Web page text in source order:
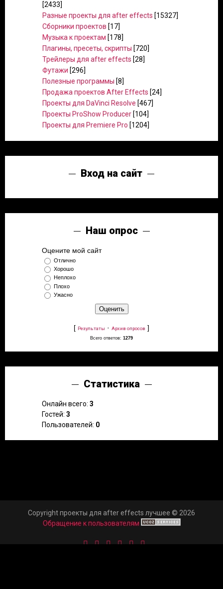
[2433]
Разные проекты для after effects [15327]
Сборники проектов [17]
Музыка к проектам [178]
Плагины, пресеты, скрипты [720]
Трейлеры для after effects [28]
Футажи [296]
Полезные программы [8]
Продажа проектов After Effects [24]
Проекты для DaVinci Resolve [467]
Проекты ProShow Producer [104]
Проекты для Premiere Pro [1204]
Вход на сайт
Наш опрос
Оцените мой сайт
Отлично
Хорошо
Неплохо
Плохо
Ужасно
[ Результаты · Архив опросов ]
Всего ответов: 1279
Статистика
Онлайн всего: 3
Гостей: 3
Пользователей: 0
Copyright проекты для after effects лучшее © 2026
Обращение к пользователям